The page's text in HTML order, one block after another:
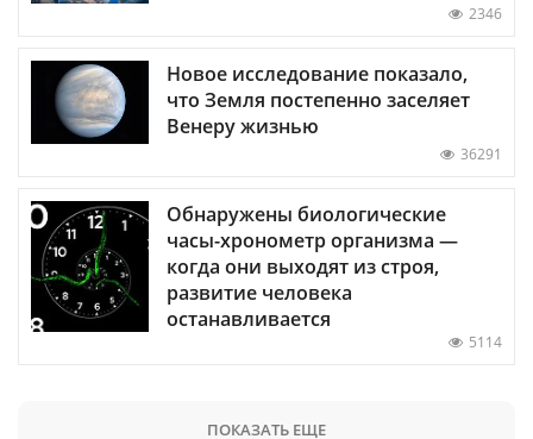
2346
Новое исследование показало,
что Земля постепенно заселяет
Венеру жизнью
36291
Обнаружены биологические
часы-хронометр организма —
когда они выходят из строя,
развитие человека
останавливается
5114
ПОКАЗАТЬ ЕЩЕ